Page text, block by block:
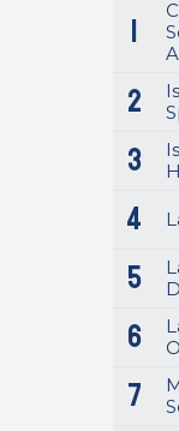
1
2
3
4
5
6
7